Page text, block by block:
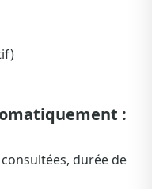
:
durée de